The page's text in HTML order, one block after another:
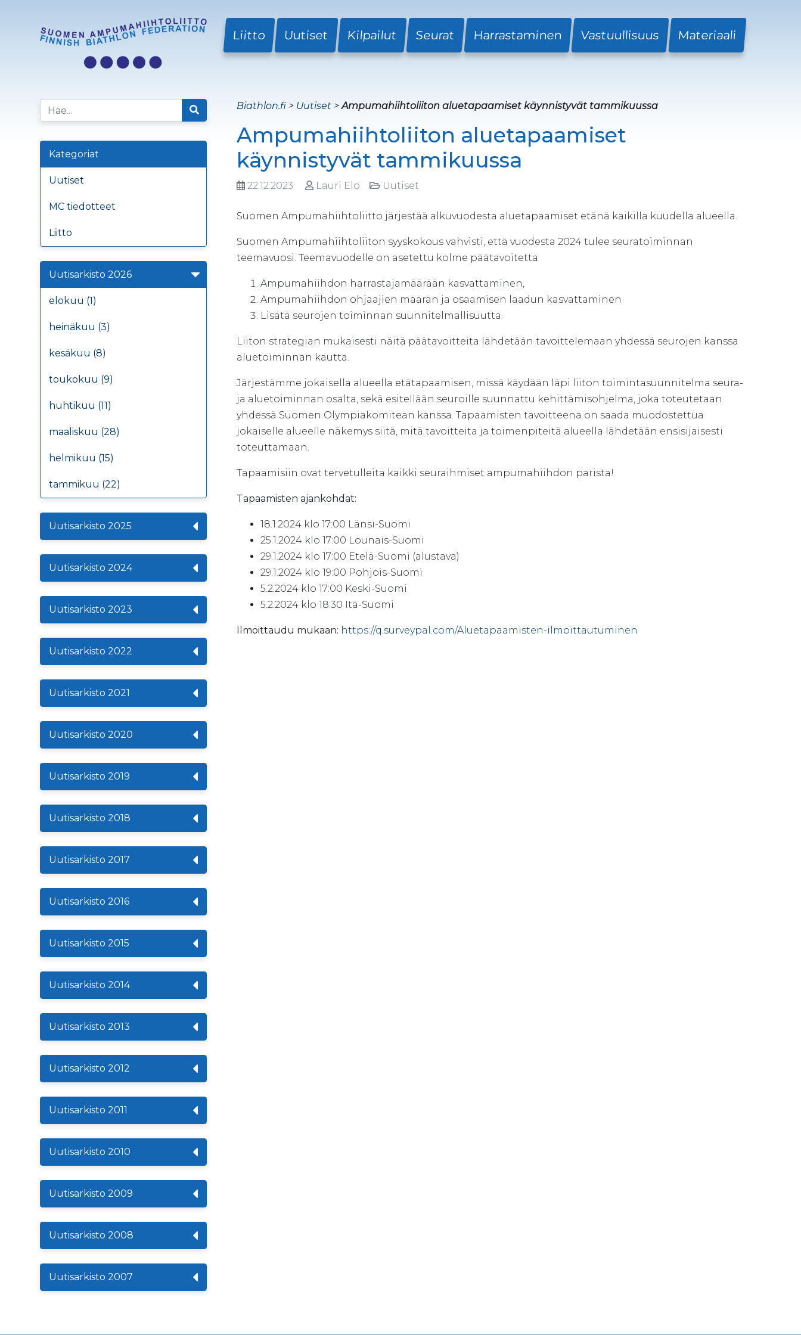
Liitto Uutiset Kilpailut Seurat Harrastaminen Vastuullisuus Materiaali
Kategoriat
Uutiset
MC tiedotteet
Liitto
Uutisarkisto 2026
elokuu (1)
heinäkuu (3)
kesäkuu (8)
toukokuu (9)
huhtikuu (11)
maaliskuu (28)
helmikuu (15)
tammikuu (22)
Uutisarkisto 2025
Uutisarkisto 2024
Uutisarkisto 2023
Uutisarkisto 2022
Uutisarkisto 2021
Uutisarkisto 2020
Uutisarkisto 2019
Uutisarkisto 2018
Uutisarkisto 2017
Uutisarkisto 2016
Uutisarkisto 2015
Uutisarkisto 2014
Uutisarkisto 2013
Uutisarkisto 2012
Uutisarkisto 2011
Uutisarkisto 2010
Uutisarkisto 2009
Uutisarkisto 2008
Uutisarkisto 2007
Biathlon.fi > Uutiset >Ampumahiihtoliiton aluetapaamiset käynnistyvät tammikuussa
Ampumahiihtoliiton aluetapaamiset
käynnistyvät tammikuussa
22.12.2023 Lauri Elo Uutiset
Suomen Ampumahiihtoliitto järjestää alkuvuodesta aluetapaamiset etänä kaikilla kuudella alueella.
Suomen Ampumahiihtoliiton syyskokous vahvisti, että vuodesta 2024 tulee seuratoiminnan
teemavuosi. Teemavuodelle on asetettu kolme päätavoitetta
Ampumahiihdon harrastajamäärään kasvattaminen,
Ampumahiihdon ohjaajien määrän ja osaamisen laadun kasvattaminen
Lisätä seurojen toiminnan suunnitelmallisuutta.
Liiton strategian mukaisesti näitä päätavoitteita lähdetään tavoittelemaan yhdessä seurojen kanssa
aluetoiminnan kautta.
Järjestämme jokaisella alueella etätapaamisen, missä käydään läpi liiton toimintasuunnitelma seura-
ja aluetoiminnan osalta, sekä esitellään seuroille suunnattu kehittämisohjelma, joka toteutetaan
yhdessä Suomen Olympiakomitean kanssa. Tapaamisten tavoitteena on saada muodostettua
jokaiselle alueelle näkemys siitä, mitä tavoitteita ja toimenpiteitä alueella lähdetään ensisijaisesti
toteuttamaan.
Tapaamisiin ovat tervetulleita kaikki seuraihmiset ampumahiihdon parista!
Tapaamisten ajankohdat:
18.1.2024 klo 17:00 Länsi-Suomi
25.1.2024 klo 17:00 Lounais-Suomi
29.1.2024 klo 17:00 Etelä-Suomi (alustava)
29.1.2024 klo 19:00 Pohjois-Suomi
5.2.2024 klo 17:00 Keski-Suomi
5.2.2024 klo 18:30 Itä-Suomi
Ilmoittaudu mukaan: https://q.surveypal.com/Aluetapaamisten-ilmoittautuminen